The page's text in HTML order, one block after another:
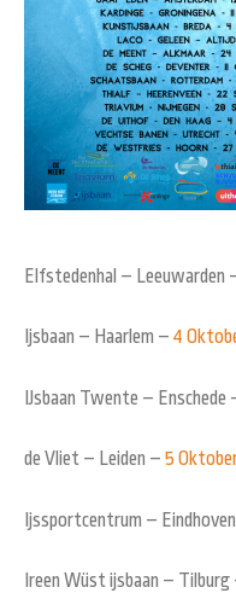
Elfstedenhal – Leeuwarden
Ijsbaan – Haarlem – 4
IJsbaan Twente – Enschede
de Vliet – Leiden – 5
Ijssportcentrum –
Ireen Wüst ijsbaan – Tilburg